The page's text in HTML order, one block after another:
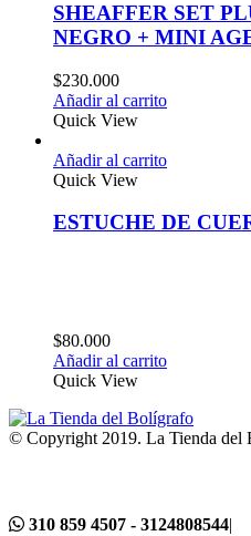
SHEAFFER SET
NEGRO + MINI
$230.000
Añadir al carrito
Quick View
Añadir al carrito
Quick View
ESTUCHE DE
$80.000
Añadir al carrito
Quick View
© Copyright 2019. La Tienda del
310 859 4507 - 3124808544|